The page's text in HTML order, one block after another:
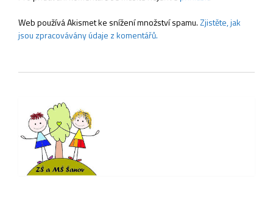
Web používá Akismet ke snížení množství spamu.Zjistěte, jak
jsou zpracovávány údaje z komentářů.